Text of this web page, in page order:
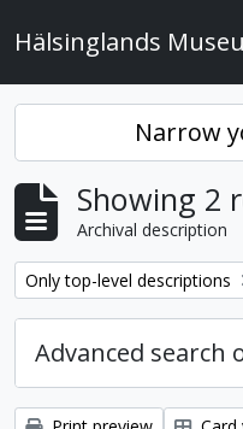
Hälsinglands
Narrow
Showing 2
Archival description
Remove filter:
Only top-level descriptions
Advanced search